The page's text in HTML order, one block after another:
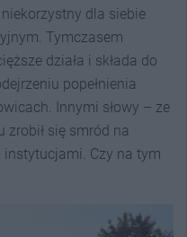
dla siebie
Tymczasem
działa i składa do
popełnienia
Innymi słowy – ze
się smród na
Czy na tym